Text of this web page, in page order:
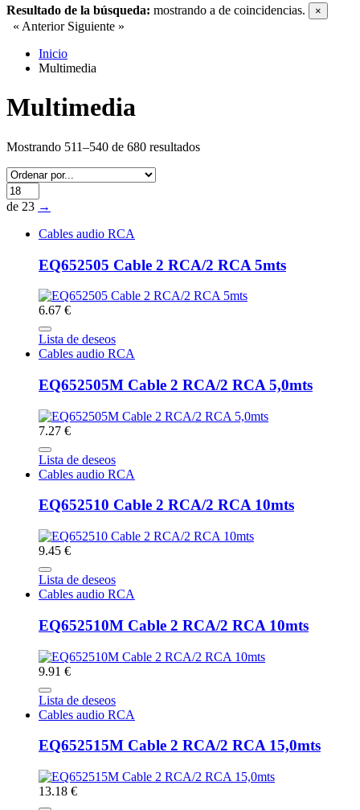
Resultado de la búsqueda: mostrando a de coincidencias. ×
« Anterior Siguiente »
Inicio
Multimedia
Multimedia
Mostrando 511–540 de 680 resultados
de 23 →
Cables audio RCA
EQ652505 Cable 2 RCA/2 RCA 5mts
6.67 €
Lista de deseos
Cables audio RCA
EQ652505M Cable 2 RCA/2 RCA 5,0mts
7.27 €
Lista de deseos
Cables audio RCA
EQ652510 Cable 2 RCA/2 RCA 10mts
9.45 €
Lista de deseos
Cables audio RCA
EQ652510M Cable 2 RCA/2 RCA 10mts
9.91 €
Lista de deseos
Cables audio RCA
EQ652515M Cable 2 RCA/2 RCA 15,0mts
13.18 €